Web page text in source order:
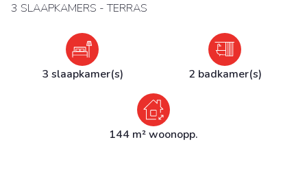
3 SLAAPKAMERS - TERRAS
3 slaapkamer(s) 2 badkamer(s)
144 m² woonopp.